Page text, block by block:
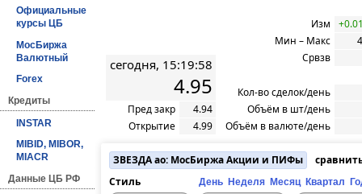
Официальные
курсы ЦБ
МосБиржа
Валютный
Forex
Кредиты
INSTAR
MIBID, MIBOR,
MIACR
Данные ЦБ РФ
сегодня, 15:19:58
4.95
Пред закр
4.94
Открытие
4.99
Изм
Мин – Макс
Срвзв
Кол-во сделок/день
Объём в шт/день
Объём в валюте/день
ЗВЕЗДА ао: МосБиржа Акции и ПИФы
Стиль
День Неделя Месяц Квартал